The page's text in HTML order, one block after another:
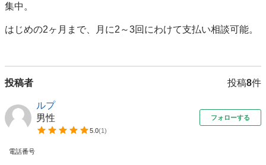
集中。
はじめの2ヶ月まで、月に2～3回にわけて支払い相談可能。
投稿者 投稿8件
ルプ
男性
5.0(1)
フォローする
電話番号